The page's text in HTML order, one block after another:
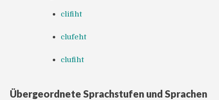
clifiht
clufeht
clufiht
Übergeordnete Sprachstufen und Sprachen